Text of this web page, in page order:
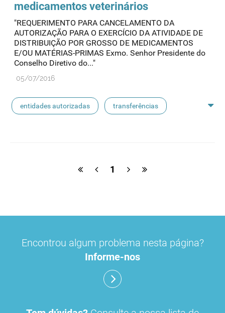
medicamentos veterinários
"REQUERIMENTO PARA CANCELAMENTO DA
AUTORIZAÇÃO PARA O EXERCÍCIO DA ATIVIDADE DE
DISTRIBUIÇÃO POR GROSSO DE MEDICAMENTOS
E/OU MATÉRIAS-PRIMAS Exmo. Senhor Presidente do
Conselho Diretivo do..."
05/07/2016
entidades autorizadas transferências
1
Encontrou algum problema nesta página?
Informe-nos